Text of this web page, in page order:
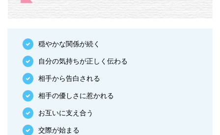
穏やかな関係が続く
自分の気持ちが正しく伝わる
相手から告白される
相手の優しさに惹かれる
お互いに支え合う
交際が始まる